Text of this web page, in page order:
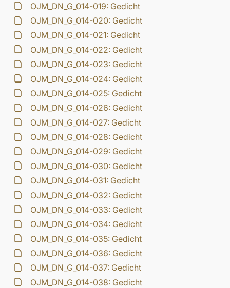
OJM_DN_G_014-019: Gedicht
OJM_DN_G_014-020: Gedicht
OJM_DN_G_014-021: Gedicht
OJM_DN_G_014-022: Gedicht
OJM_DN_G_014-023: Gedicht
OJM_DN_G_014-024: Gedicht
OJM_DN_G_014-025: Gedicht
OJM_DN_G_014-026: Gedicht
OJM_DN_G_014-027: Gedicht
OJM_DN_G_014-028: Gedicht
OJM_DN_G_014-029: Gedicht
OJM_DN_G_014-030: Gedicht
OJM_DN_G_014-031: Gedicht
OJM_DN_G_014-032: Gedicht
OJM_DN_G_014-033: Gedicht
OJM_DN_G_014-034: Gedicht
OJM_DN_G_014-035: Gedicht
OJM_DN_G_014-036: Gedicht
OJM_DN_G_014-037: Gedicht
OJM_DN_G_014-038: Gedicht